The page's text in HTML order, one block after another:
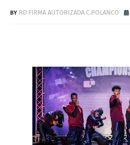
RD FIRMA AUTORIZADA C.POLANCO